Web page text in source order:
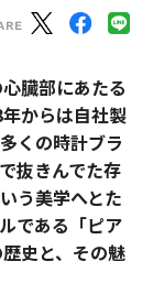
臓部にあたる
からは自社製
くの時計ブラ
抜きんでた存
う美学へとた
である「ピア
史と、その魅